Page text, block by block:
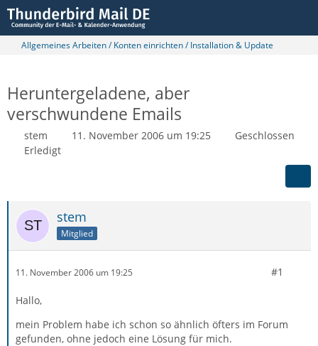
Allgemeines Arbeiten / Konten einrichten / Installation & Update
Heruntergeladene, aber
verschwundene Emails
stem 11. November 2006 um 19:25
Geschlossen
Erledigt
stem
Mitglied
11. November 2006 um 19:25 #1
Hallo,
mein Problem habe ich schon so ähnlich öfters im Forum
gefunden, ohne jedoch eine Lösung für mich.